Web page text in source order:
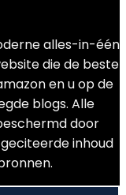
alles-in-één
die de beste
en u op de
blogs. Alle
door
inhoud